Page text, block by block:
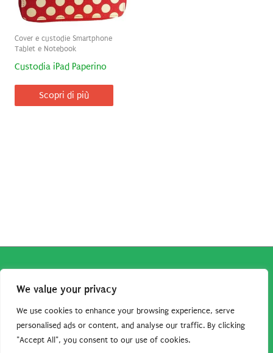
We value your privacy
We use cookies to enhance your browsing experience, serve
personalised ads or content, and analyse our traffic. By clicking
"Accept All", you consent to our use of cookies.
Cover e custodie Smartphone
Tablet e Notebook
Custodia iPad Paperino
Scopri di più
associato Amazon percepisce dei ricavi da acquisti idonei.
Tutti i guadagni sono direttamente reinvestiti in questo sito
per continuare a condividere tutorial e risorse per gli amanti
dei cartoon. Grazie per il vostro sostegno!